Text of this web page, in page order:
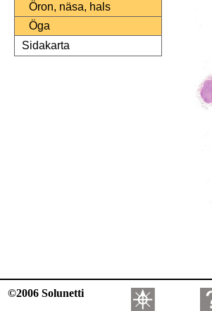
Öron, näsa, hals
Öga
Sidakarta
©2006 Solunetti